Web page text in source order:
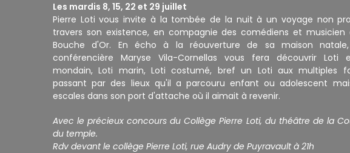
Les mardis 8, 15, 22 et 29 juillet
Pierre Loti vous invite à la tombée de la nuit à un voyage non
travers son existence, en compagnie des comédiens et musicien
Bouche d'Or. En écho à la réouverture de sa maison
conférencière Maryse Vila-Cornellas vous fera découvrir Loti
mondain, Loti marin, Loti costumé, bref un Loti aux multiples
passant par des lieux qu'il a parcouru enfant ou adolescent
escales dans son port d'attache où il aimait à revenir.
Avec le précieux concours du Collège Pierre Loti, du théâtre de la
du temple.
Rdv devant le collège Pierre Loti, rue Audry de Puyravault à 21h